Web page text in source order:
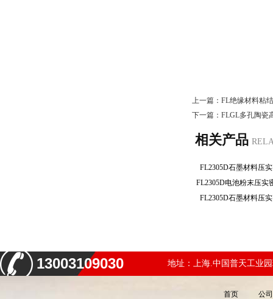
上一篇： FL绝缘材料粘
下一篇： FLGL多孔陶瓷
相关产品
FL2305D石墨材料压
FL2305D电池粉末压
FL2305D石墨材料压
13003109030 地址：上海.中国普天工业
首页 公